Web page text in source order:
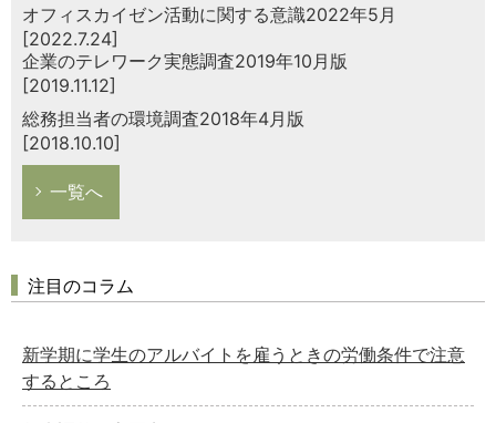
オフィスカイゼン活動に関する意識2022年5月
[2022.7.24]
企業のテレワーク実態調査2019年10月版
[2019.11.12]
総務担当者の環境調査2018年4月版
[2018.10.10]
一覧へ
注目のコラム
新学期に学生のアルバイトを雇うときの労働条件で注意
するところ